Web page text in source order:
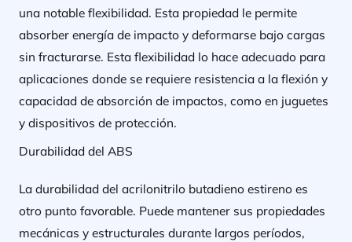
una notable flexibilidad. Esta propiedad le permite
absorber energía de impacto y deformarse bajo cargas
sin fracturarse. Esta flexibilidad lo hace adecuado para
aplicaciones donde se requiere resistencia a la flexión y
capacidad de absorción de impactos, como en juguetes
y dispositivos de protección.
Durabilidad del ABS
La durabilidad del acrilonitrilo butadieno estireno es
otro punto favorable. Puede mantener sus propiedades
mecánicas y estructurales durante largos períodos,